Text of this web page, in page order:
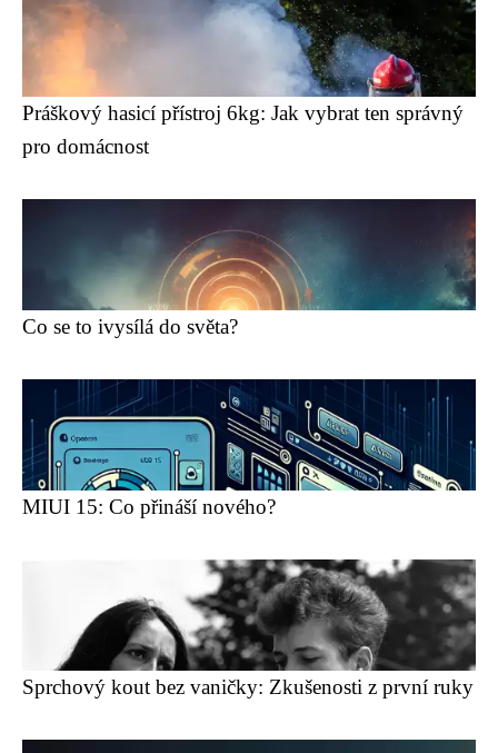
Práškový hasicí přístroj 6kg: Jak vybrat ten správný
pro domácnost
Co se to ivysílá do světa?
MIUI 15: Co přináší nového?
Sprchový kout bez vaničky: Zkušenosti z první ruky